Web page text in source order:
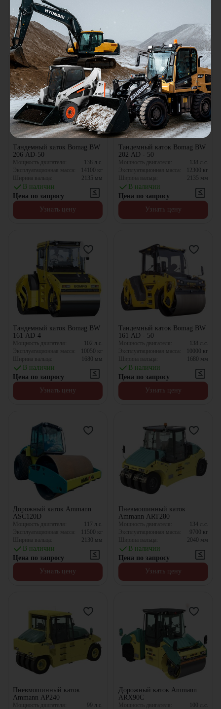
В наличии
Цена по запросу
Узнать цену
Узнать цену
Тандемный каток Bomag BW
206 AD-50
Мощность двигателя: 138 л.с.
Эксплуатационная масса:
14100 кг
Ширина вальца:
2135 мм
В наличии
Цена по запросу
Узнать цену
Тандемный каток Bomag BW
202 AD - 50
Мощность двигателя: 138 л.с.
Эксплуатационная масса:
12300 кг
Ширина вальца:
2135 мм
В наличии
Цена по запросу
Узнать цену
Тандемный каток Bomag BW
161 AD-4
Мощность двигателя: 102 л.с.
Эксплуатационная масса:
10050 кг
Ширина вальца:
1680 мм
В наличии
Цена по запросу
Узнать цену
Тандемный каток Bomag BW
161 AD - 50
Мощность двигателя: 138 л.с.
Эксплуатационная масса:
10000 кг
Ширина вальца:
1680 мм
В наличии
Цена по запросу
Узнать цену
Дорожный каток Ammann
ASC120D
Мощность двигателя: 117 л.с.
Эксплуатационная масса:
11500 кг
Ширина вальца:
2130 мм
В наличии
Цена по запросу
Узнать цену
Пневмошинный каток
Ammann ART280
Мощность двигателя: 134 л.с.
Эксплуатационная масса:
9700 кг
Ширина вальца:
2040 мм
В наличии
Цена по запросу
Узнать цену
Пневмошинный каток
Ammann AP240
Мощность двигателя: 99 л.с.
Дорожный каток Ammann
ARX90C
Мощность двигателя: 100 л.с.